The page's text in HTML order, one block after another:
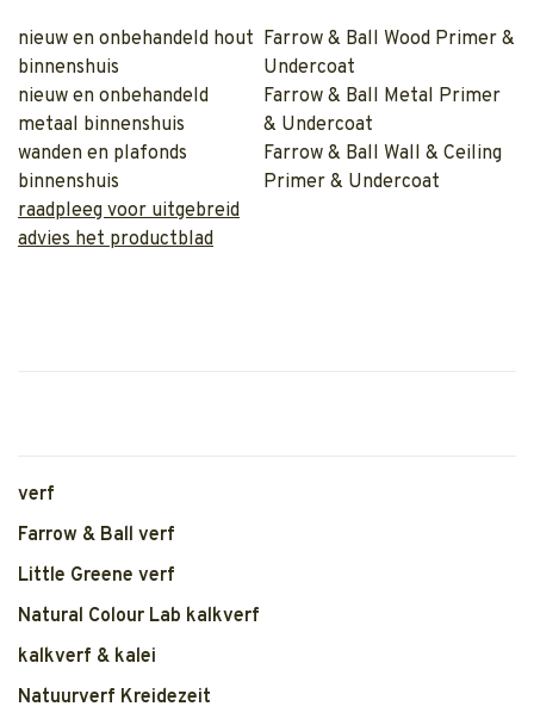
nieuw en onbehandeld hout
binnenshuis
Farrow & Ball Wood Primer &
Undercoat
nieuw en onbehandeld
metaal binnenshuis
Farrow & Ball Metal Primer
& Undercoat
wanden en plafonds
binnenshuis
Farrow & Ball Wall & Ceiling
Primer & Undercoat
raadpleeg voor uitgebreid
advies het productblad
verf
Farrow & Ball verf
Little Greene verf
Natural Colour Lab kalkverf
kalkverf & kalei
Natuurverf Kreidezeit